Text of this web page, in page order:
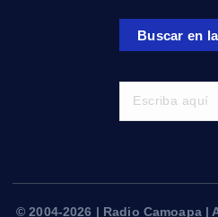
Buscar en
© 2004-2026 | Radio Camoapa